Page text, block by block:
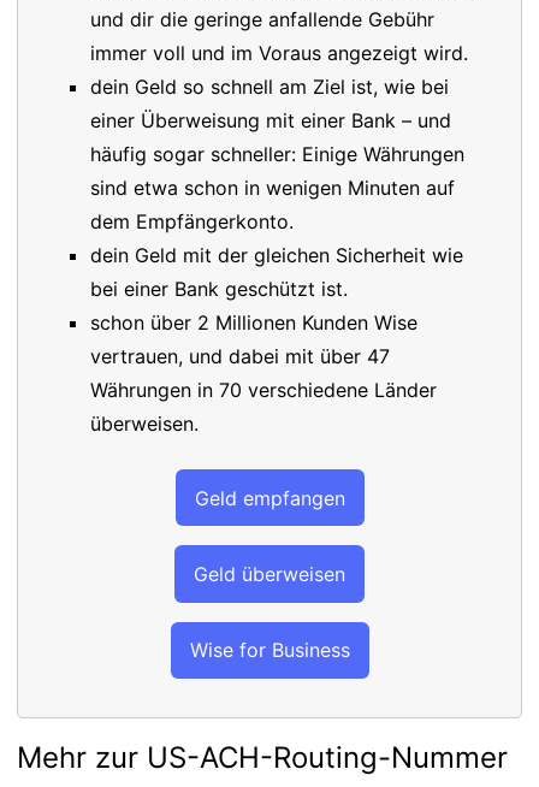
und dir die geringe anfallende Gebühr
immer voll und im Voraus angezeigt wird.
dein Geld so schnell am Ziel ist, wie bei
einer Überweisung mit einer Bank – und
häufig sogar schneller: Einige Währungen
sind etwa schon in wenigen Minuten auf
dem Empfängerkonto.
dein Geld mit der gleichen Sicherheit wie
bei einer Bank geschützt ist.
schon über 2 Millionen Kunden Wise
vertrauen, und dabei mit über 47
Währungen in 70 verschiedene Länder
überweisen.
Geld empfangen
Geld überweisen
Wise for Business
Mehr zur US-ACH-Routing-Nummer